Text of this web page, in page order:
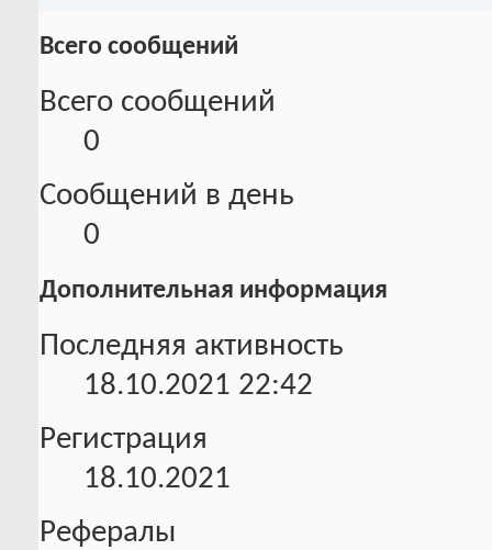
Всего сообщений
Всего сообщений
0
Сообщений в день
0
Дополнительная информация
Последняя активность
18.10.2021 22:42
Регистрация
18.10.2021
Рефералы